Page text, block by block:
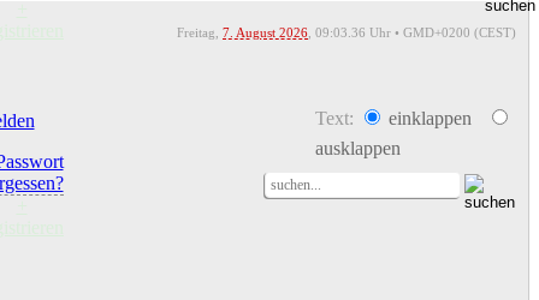
Freitag, 7. August 2026 09:03 .36 Uhr • GMD+0200 (CEST)
Text:
einklappen
ausklappen